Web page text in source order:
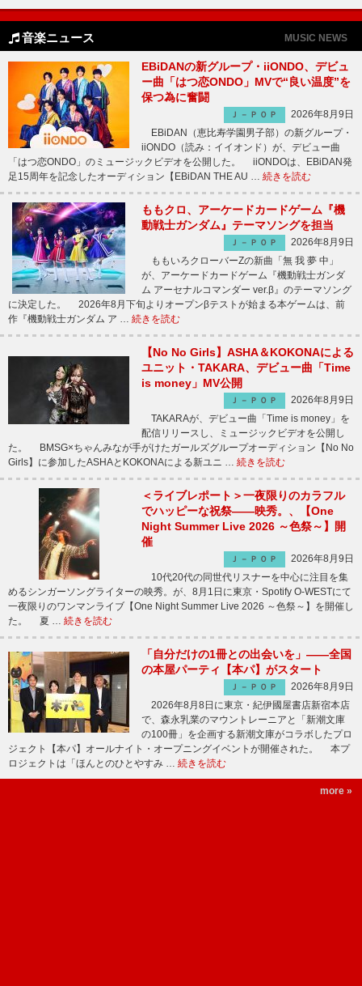
音楽ニュース MUSIC NEWS
EBiDANの新グループ・iiONDO、デビュ
ー曲「はつ恋ONDO」MVで“良い温度”を
保つ為に奮闘
Ｊ－ＰＯＰ
2026年8月9日
EBiDAN（恵比寿学園男子部）の新グループ・
iiONDO（読み：イイオンド）が、デビュー曲
「はつ恋ONDO」のミュージックビデオを公開した。 iiONDOは、EBiDAN発
足15周年を記念したオーディション【EBiDAN THE AU … 続きを読む
ももクロ、アーケードカードゲーム『機
動戦士ガンダム』テーマソングを担当
Ｊ－ＰＯＰ
2026年8月9日
ももいろクローバーZの新曲「無 我 夢 中」
が、アーケードカードゲーム『機動戦士ガンダ
ム アーセナルコマンダー ver.β』のテーマソング
に決定した。 2026年8月下旬よりオープンβテストが始まる本ゲームは、前
作『機動戦士ガンダム ア … 続きを読む
【No No Girls】ASHA＆KOKONAによる
ユニット・TAKARA、デビュー曲「Time
is money」MV公開
Ｊ－ＰＯＰ
2026年8月9日
TAKARAが、デビュー曲「Time is money」を
配信リリースし、ミュージックビデオを公開し
た。 BMSG×ちゃんみなが手がけたガールズグループオーディション【No No
Girls】に参加したASHAとKOKONAによる新ユニ … 続きを読む
＜ライブレポート＞一夜限りのカラフル
でハッピーな祝祭――映秀。、【One
Night Summer Live 2026 ～色祭～】開
催
Ｊ－ＰＯＰ
2026年8月9日
10代20代の同世代リスナーを中心に注目を集
めるシンガーソングライターの映秀。が、8月1日に東京・Spotify O-WESTにて
一夜限りのワンマンライブ【One Night Summer Live 2026 ～色祭～】を開催し
た。 夏 … 続きを読む
「自分だけの1冊との出会いを」――全国
の本屋パーティ【本パ】がスタート
Ｊ－ＰＯＰ
2026年8月9日
2026年8月8日に東京・紀伊國屋書店新宿本店
で、森永乳業のマウントレーニアと「新潮文庫
の100冊」を企画する新潮文庫がコラボしたプロ
ジェクト【本パ】オールナイト・オープニングイベントが開催された。 本プ
ロジェクトは「ほんとのひとやすみ … 続きを読む
more »